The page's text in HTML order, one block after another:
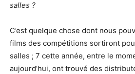
salles ?
C’est quelque chose dont nous
films des compétitions sortiront
salles ; 7 cette année, entre le
aujourd’hui, ont trouvé des